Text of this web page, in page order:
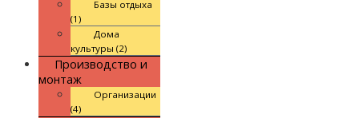
Базы отдыха
(1)
Дома
культуры (2)
Производство и
монтаж
Организации
(4)